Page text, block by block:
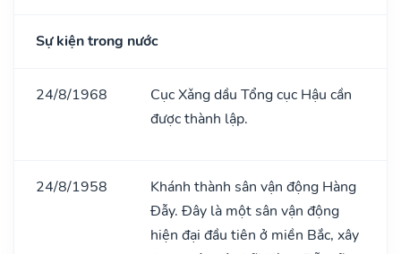
Sự kiện trong nước
24/8/1968
Cục Xǎng dầu Tổng cục Hậu cần
được thành lập.
24/8/1958
Khánh thành sân vận động Hàng
Đẫy. Đây là một sân vận động
hiện đại đầu tiên ở miền Bắc, xây